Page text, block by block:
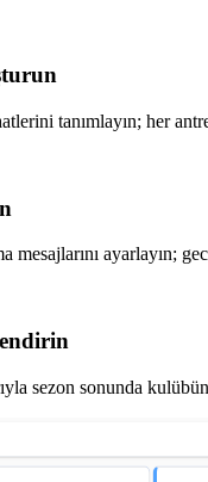
tanımlayın; her
mesajlarını ayarlayın;
sezon sonunda